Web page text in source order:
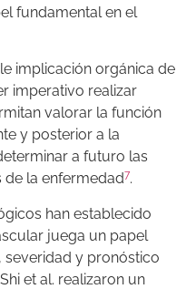
fundamental en el
implicación orgánica de
imperativo realizar
valorar la función
y posterior a la
a futuro las
de la enfermedad7.
han establecido
juega un papel
y pronóstico
et al. realizaron un